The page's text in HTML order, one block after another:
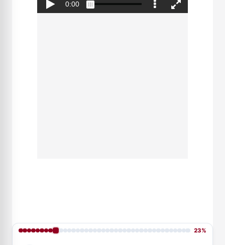
23%